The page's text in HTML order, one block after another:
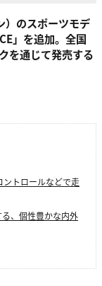
）のスポーツモデ
」を追加。全国
を通じて発売する
トロールなどで走
、個性豊かな内外